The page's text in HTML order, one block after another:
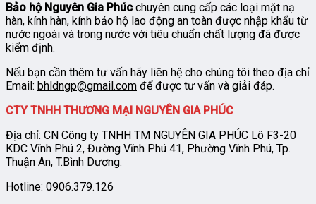
Bảo hộ Nguyên Gia Phúc chuyên cung cấp các loại mặt nạ
hàn, kính hàn, kính bảo hộ lao động an toàn được nhập khẩu từ
nước ngoài và trong nước với tiêu chuẩn chất lượng đã được
kiểm định.
Nếu bạn cần thêm tư vấn hãy liên hệ cho chúng tôi theo địa chỉ
Email: bhldngp@gmail.com để được tư vấn và giải đáp.
CTY TNHH THƯƠNG MẠI NGUYÊN GIA PHÚC
Địa chỉ: CN Công ty TNHH TM NGUYÊN GIA PHÚC Lô F3-20
KDC Vĩnh Phú 2, Đường Vĩnh Phú 41, Phường Vĩnh Phú, Tp.
Thuận An, T.Bình Dương.
Hotline: 0906.379.126